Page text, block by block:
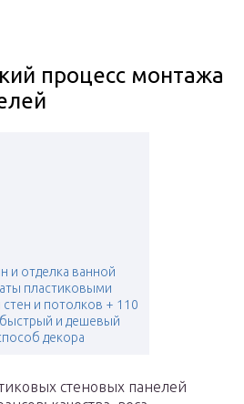
процесс монтажа
и отделка ванной
пластиковыми
и потолков + 110
и дешевый
декора
стеновых панелей